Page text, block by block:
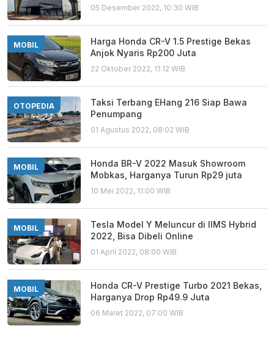
05 Desember 2022, 10:30 WIB
MOBIL
Harga Honda CR-V 1.5 Prestige Bekas
Anjok Nyaris Rp200 Juta
22 Oktober 2022, 11:12 WIB
OTOPEDIA
Taksi Terbang EHang 216 Siap Bawa
Penumpang
01 Agustus 2022, 08:02 WIB
MOBIL
Honda BR-V 2022 Masuk Showroom
Mobkas, Harganya Turun Rp29 juta
10 Mei 2022, 11:00 WIB
MOBIL
Tesla Model Y Meluncur di IIMS Hybrid
2022, Bisa Dibeli Online
01 April 2022, 08:00 WIB
MOBIL
Honda CR-V Prestige Turbo 2021 Bekas,
Harganya Drop Rp49.9 Juta
06 Maret 2022, 07:00 WIB